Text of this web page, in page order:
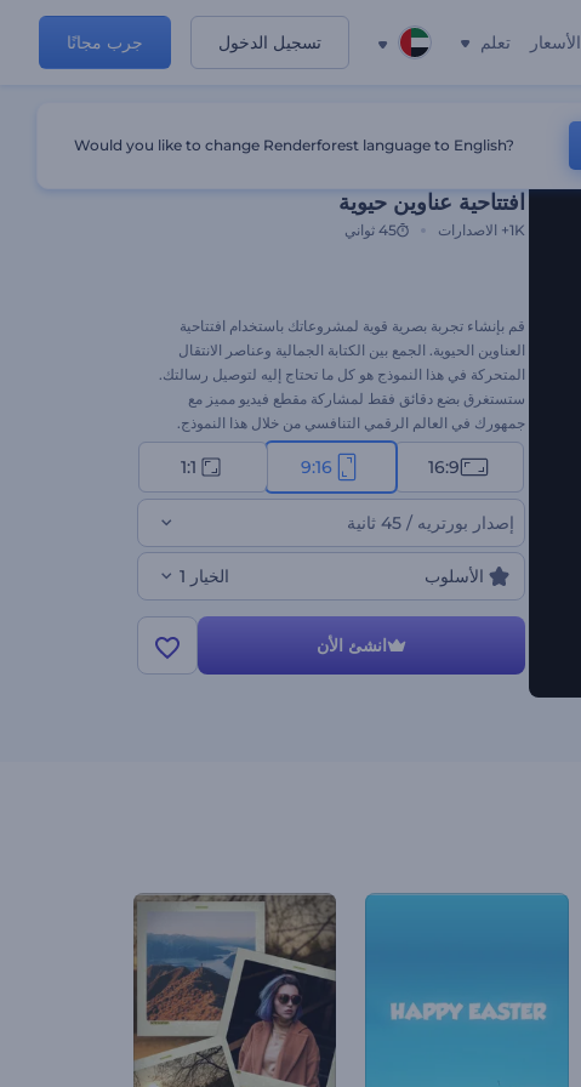
الأسعار تعلم تسجيل الدخول جرب مجانًا
افتتاحية عناوين حيوية
1K+ الاصدارات 45 ثواني
قم بإنشاء تجربة بصرية قوية لمشروعاتك باستخدام افتتاحية
العناوين الحيوية. الجمع بين الكتابة الجمالية وعناصر الانتقال
المتحركة في هذا النموذج هو كل ما تحتاج إليه لتوصيل رسالتك.
ستستغرق بضع دقائق فقط لمشاركة مقطع فيديو مميز مع
جمهورك في العالم الرقمي التنافسي من خلال هذا النموذج.
اكتب رسالتك، وقم بتحميل ملفات الوسائط، ولا تنس إضافة
موسيقى الخلفية وفقًا لذوقك. مثالي لافتتاحيات العروض
التقديمية، وتقديمالشركات، وعروض الشرائح، وافتتاحيات
القنوات، وغيرها الكثير. جرب الآن!
16:9
9:16
1:1
إصدار بورتريه / 45 ثانية
الأسلوب الخيار 1
انشئ الأن
Would you like to change Renderforest language to English?